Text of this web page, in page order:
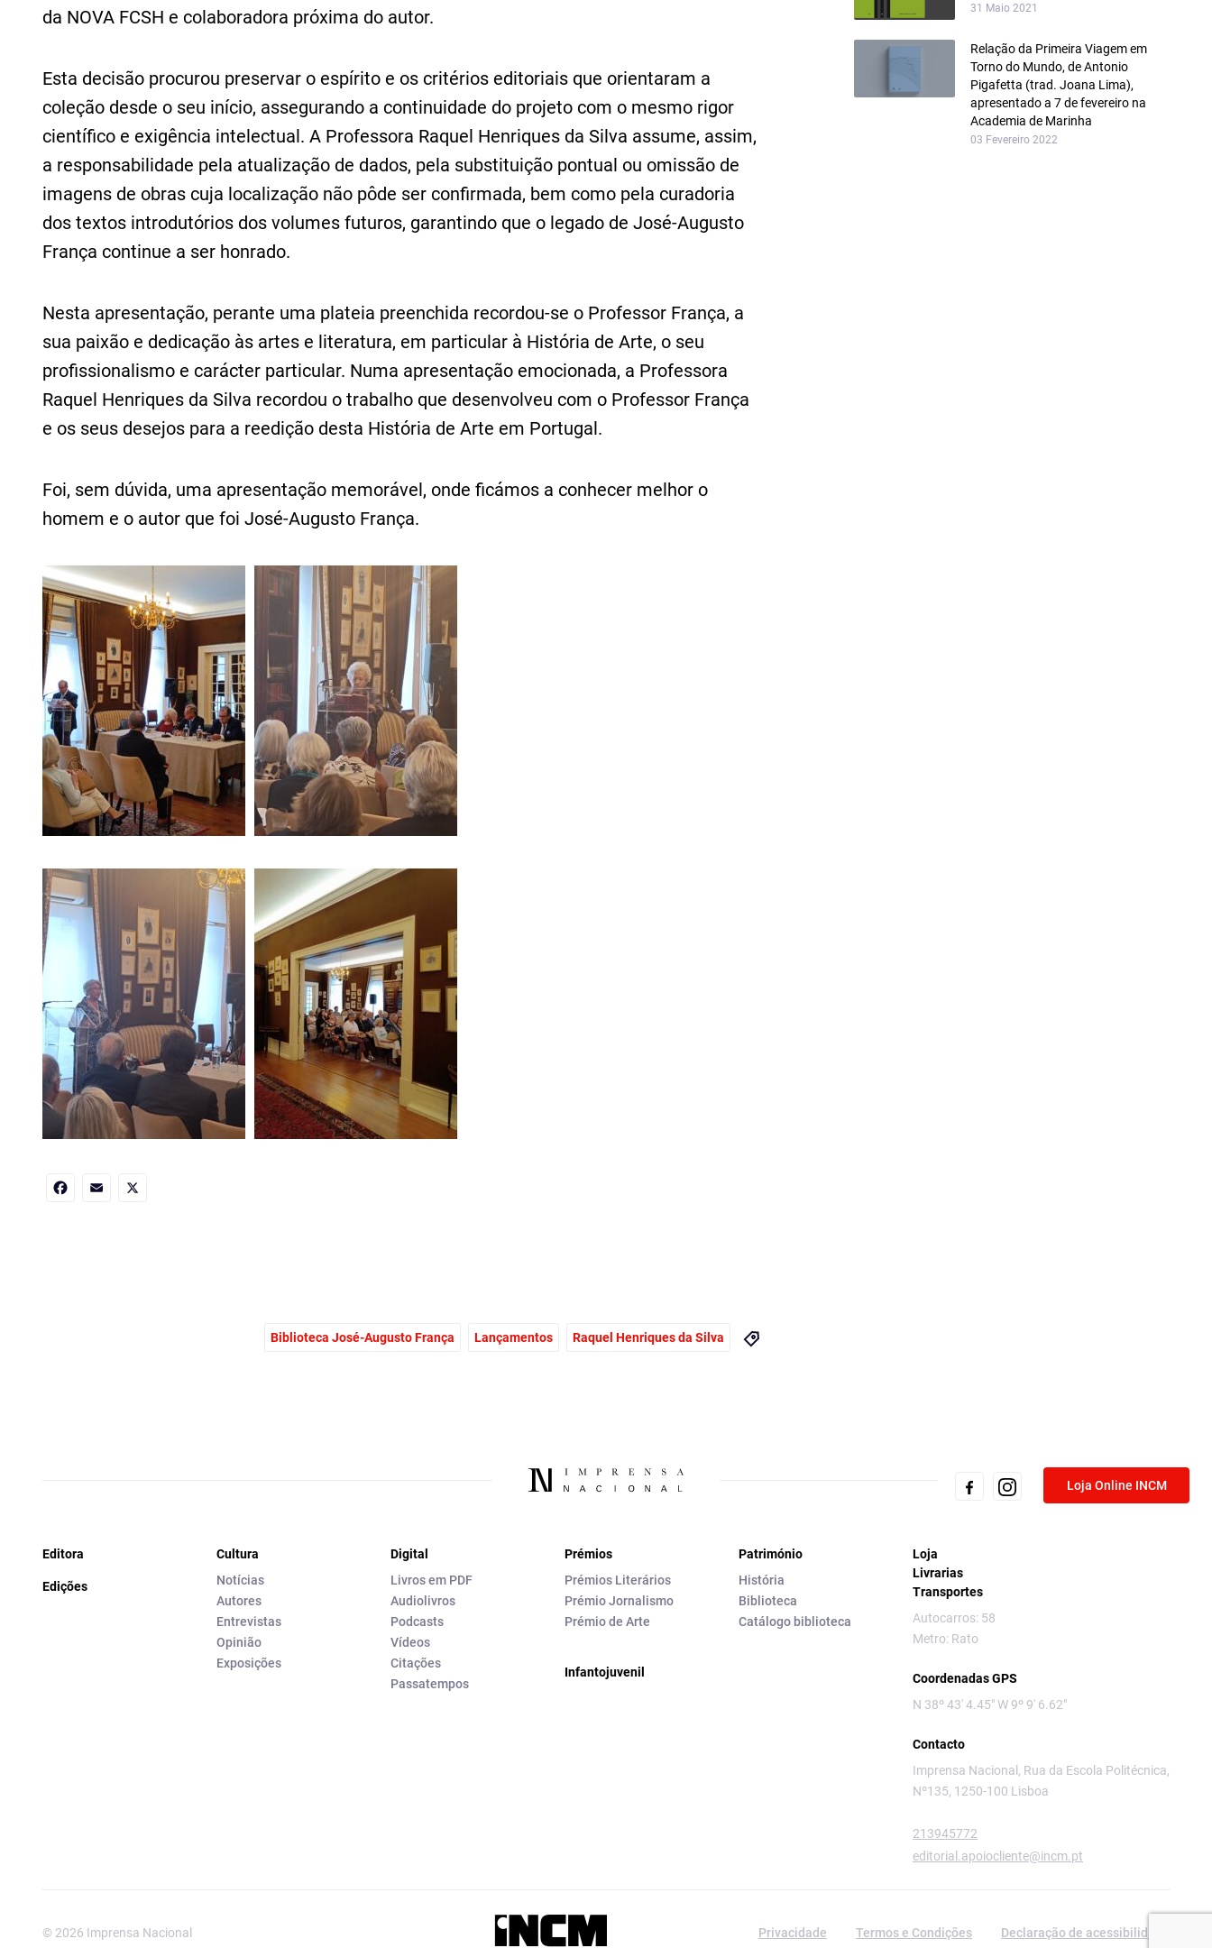
da NOVA FCSH e colaboradora próxima do autor.
Esta decisão procurou preservar o espírito e os critérios editoriais que orientaram a
coleção desde o seu início, assegurando a continuidade do projeto com o mesmo rigor
científico e exigência intelectual. A Professora Raquel Henriques da Silva assume, assim,
a responsabilidade pela atualização de dados, pela substituição pontual ou omissão de
imagens de obras cuja localização não pôde ser confirmada, bem como pela curadoria
dos textos introdutórios dos volumes futuros, garantindo que o legado de José-Augusto
França continue a ser honrado.
Nesta apresentação, perante uma plateia preenchida recordou-se o Professor França, a
sua paixão e dedicação às artes e literatura, em particular à História de Arte, o seu
profissionalismo e carácter particular. Numa apresentação emocionada, a Professora
Raquel Henriques da Silva recordou o trabalho que desenvolveu com o Professor França
e os seus desejos para a reedição desta História de Arte em Portugal.
Foi, sem dúvida, uma apresentação memorável, onde ficámos a conhecer melhor o
homem e o autor que foi José-Augusto França.
31 Maio 2021
Relação da Primeira Viagem em
Torno do Mundo, de Antonio
Pigafetta (trad. Joana Lima),
apresentado a 7 de fevereiro na
Academia de Marinha
03 Fevereiro 2022
Biblioteca José-Augusto França Lançamentos Raquel Henriques da Silva
Loja Online INCM
Editora
Edições
Cultura
Notícias
Autores
Entrevistas
Opinião
Exposições
Digital
Livros em PDF
Audiolivros
Podcasts
Vídeos
Citações
Passatempos
Prémios
Prémios Literários
Prémio Jornalismo
Prémio de Arte
Infantojuvenil
Património
História
Biblioteca
Catálogo biblioteca
Loja
Livrarias
Transportes
Autocarros: 58
Metro: Rato
Coordenadas GPS
N 38º 43' 4.45" W 9º 9' 6.62"
Contacto
Imprensa Nacional, Rua da Escola Politécnica,
Nº135, 1250-100 Lisboa
213945772
editorial.apoiocliente@incm.pt
© 2026 Imprensa Nacional Privacidade Termos e Condições Declaração de acessibilidade